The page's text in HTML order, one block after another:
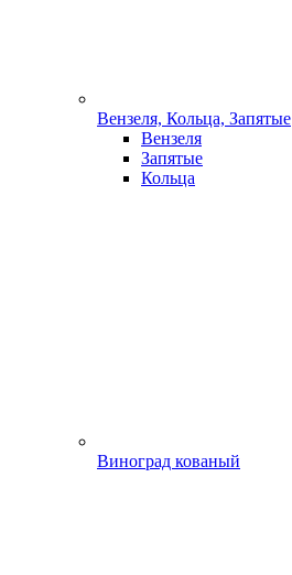
Вензеля, Кольца, Запятые
Вензеля
Запятые
Кольца
Виноград кованый